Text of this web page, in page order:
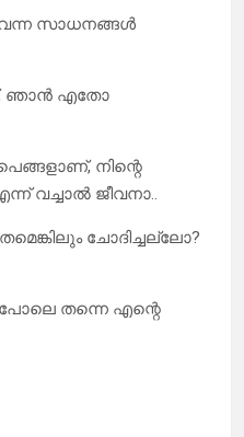
സാധനങ്ങൾ
ഞാൻ എതോ
നിന്റെ
വച്ചാൽ ജീവനാ..
ചോദിച്ചല്ലോ?
തന്നെ എന്റെ